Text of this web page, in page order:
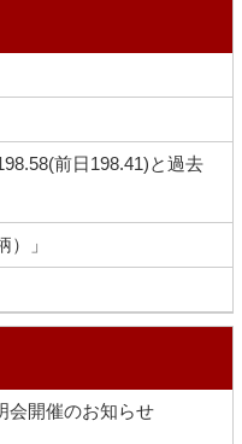
前日198.41)と過去
」
会開催のお知らせ